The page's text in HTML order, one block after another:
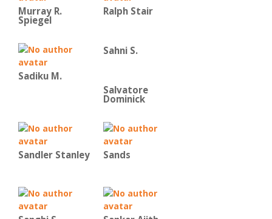
Murray R.
Spiegel
Ralph Stair
Sadiku M.
Sahni S.
Salvatore
Dominick
Sandler Stanley Sands